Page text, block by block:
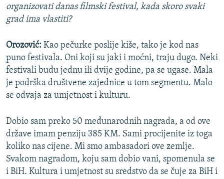
organizovati danas filmski festival, kada skoro svaki
grad ima vlastiti?
Orozović: Kao pečurke poslije kiše, tako je kod nas
puno festivala. Oni koji su jaki i moćni, traju dugo. Neki
festivali budu jednu ili dvije godine, pa se ugase. Mala
je podrška društvene zajednice u tom segmentu. Malo
se odvaja za umjetnost i kulturu.
Dobio sam preko 50 međunarodnih nagrada, a od ove
države imam penziju 385 KM. Sami procijenite iz toga
koliko nas cijene. Mi smo ambasadori ove zemlje.
Svakom nagradom, koju sam dobio vani, spomenula se
i BiH. Kultura i umjetnost su sredstvo da se čuje za BiH i